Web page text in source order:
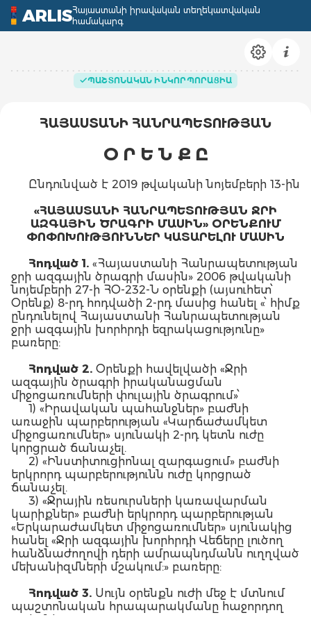
ARLISՀայաստանի իրավական տեղեկատվական
համակարգ
ՊԱՇՏՈՆԱԿԱՆ ԻՆԿՈՐՊՈՐԱՑԻԱ
ՀԱՅԱՍՏԱՆԻ ՀԱՆՐԱՊԵՏՈՒԹՅԱՆ
Օ Ր Ե Ն Ք Ը
Ընդունված է 2019 թվականի նոյեմբերի 13-ին
«ՀԱՅԱՍՏԱՆԻ ՀԱՆՐԱՊԵՏՈՒԹՅԱՆ ՋՐԻ
ԱԶԳԱՅԻՆ ԾՐԱԳՐԻ ՄԱՍԻՆ» ՕՐԵՆՔՈՒՄ
ՓՈՓՈԽՈՒԹՅՈՒՆՆԵՐ ԿԱՏԱՐԵԼՈՒ ՄԱՍԻՆ
Հոդված 1. «Հայաստանի Հանրապետության
ջրի ազգային ծրագրի մասին» 2006 թվականի
նոյեմբերի 27-ի ՀՕ-232-Ն օրենքի (այսուհետ՝
Օրենք) 8-րդ հոդվածի 2-րդ մասից հանել «՝ հիմք
ընդունելով Հայաստանի Հանրապետության
ջրի ազգային խորհրդի եզրակացությունը»
բառերը:
Հոդված 2. Օրենքի հավելվածի «Ջրի
ազգային ծրագրի իրականացման
միջոցառումների փուլային ծրագրում»՝
1) «Իրավական պահանջներ» բաժնի
առաջին պարբերության «Կարճաժամկետ
միջոցառումներ» սյունակի 2-րդ կետն ուժը
կորցրած ճանաչել.
2) «Ինստիտուցիոնալ զարգացում» բաժնի
երկրորդ պարբերությունն ուժը կորցրած
ճանաչել.
3) «Ջրային ռեսուրսների կառավարման
կարիքներ» բաժնի երկրորդ պարբերության
«Երկարաժամկետ միջոցառումներ» սյունակից
հանել «Ջրի ազգային խորհրդի Վեճերը լուծող
հանձնաժողովի դերի ամրապնդմանն ուղղված
մեխանիզմների մշակում:» բառերը:
Հոդված 3. Սույն օրենքն ուժի մեջ է մտնում
պաշտոնական հրապարակմանը հաջորդող